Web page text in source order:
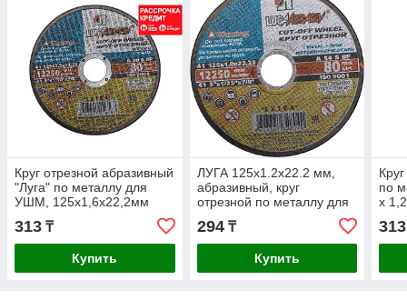
Круг отрезной абразивный
"Луга" по металлу для
УШМ, 125х1,6х22,2мм
313 ₸
Купить
ЛУГА 125х1.2х22.2 мм,
абразивный, круг
отрезной по металлу для
294₸
Купить
по
x
313